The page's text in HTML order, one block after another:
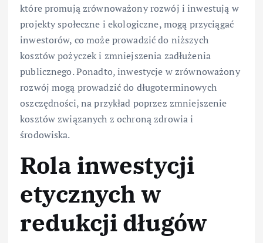
które promują zrównoważony rozwój i inwestują w
projekty społeczne i ekologiczne, mogą przyciągać
inwestorów, co może prowadzić do niższych
kosztów pożyczek i zmniejszenia zadłużenia
publicznego. Ponadto, inwestycje w zrównoważony
rozwój mogą prowadzić do długoterminowych
oszczędności, na przykład poprzez zmniejszenie
kosztów związanych z ochroną zdrowia i
środowiska.
Rola inwestycji
etycznych w
redukcji długów